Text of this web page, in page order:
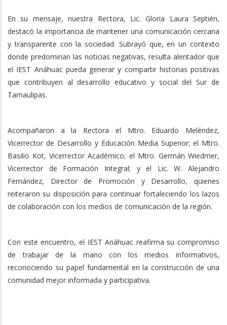
En su mensaje, nuestra Rectora, Lic. Gloria Laura Septién,
destacó la importancia de mantener una comunicación cercana
y transparente con la sociedad. Subrayó que, en un contexto
donde predominan las noticias negativas, resulta alentador que
el IEST Anáhuac pueda generar y compartir historias positivas
que contribuyen al desarrollo educativo y social del Sur de
Tamaulipas.
Acompañaron a la Rectora el Mtro. Eduardo Meléndez,
Vicerrector de Desarrollo y Educación Media Superior; el Mtro.
Basilio Kot, Vicerrector Académico; el Mtro. Germán Wiedmer,
Vicerrector de Formación Integral; y el Lic. W. Alejandro
Fernández, Director de Promoción y Desarrollo, quienes
reiteraron su disposición para continuar fortaleciendo los lazos
de colaboración con los medios de comunicación de la región.
Con este encuentro, el IEST Anáhuac reafirma su compromiso
de trabajar de la mano con los medios informativos,
reconociendo su papel fundamental en la construcción de una
comunidad mejor informada y participativa.